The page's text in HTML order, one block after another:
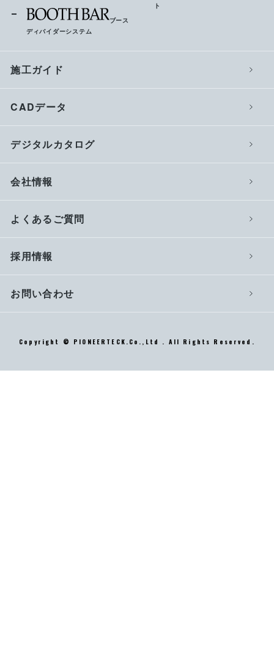
ブース
ディバイダーシステム
ト
施工ガイド
CADデータ
デジタルカタログ
会社情報
よくあるご質問
採用情報
お問い合わせ
Copyright © PIONEERTECK.Co.,Ltd . All Rights Reserved.